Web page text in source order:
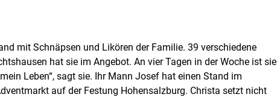
mit Schnäpsen und Likören der Familie. 39 verschiedene
hat sie im Angebot. An vier Tagen in der Woche ist sie
Leben“, sagt sie. Ihr Mann Josef hat einen Stand im
auf der Festung Hohensalzburg. Christa setzt nicht